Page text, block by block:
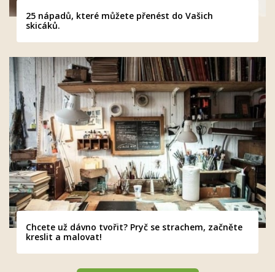
25 nápadů, které můžete přenést do Vašich
skicáků.
Chcete už dávno tvořit? Pryč se strachem, začněte
kreslit a malovat!